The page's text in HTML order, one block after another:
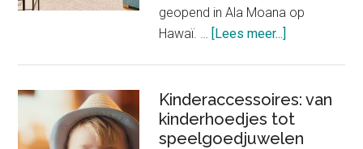
geopend in Ala Moana op
Hawaï. … [Lees meer...]
Chanel
verkoopt
slechts
Kinderaccessoires: van
kinderhoedjes tot
speelgoedjuwelen